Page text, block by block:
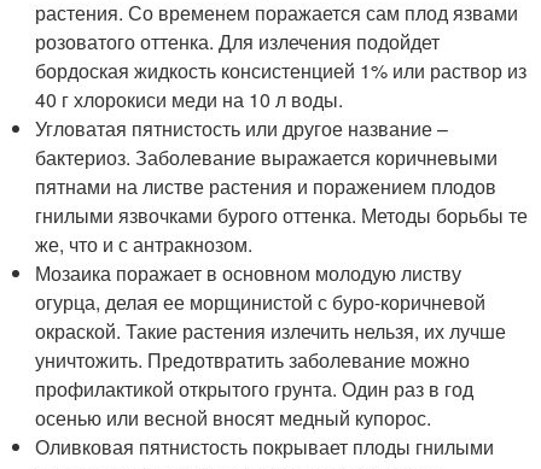
растения. Со временем поражается сам плод язвами
розоватого оттенка. Для излечения подойдет
бордоская жидкость консистенцией 1% или раствор из
40 г хлорокиси меди на 10 л воды.
Угловатая пятнистость или другое название –
бактериоз. Заболевание выражается коричневыми
пятнами на листве растения и поражением плодов
гнилыми язвочками бурого оттенка. Методы борьбы те
же, что и с антракнозом.
Мозаика поражает в основном молодую листву
огурца, делая ее морщинистой с буро-коричневой
окраской. Такие растения излечить нельзя, их лучше
уничтожить. Предотвратить заболевание можно
профилактикой открытого грунта. Один раз в год
осенью или весной вносят медный купорос.
Оливковая пятнистость покрывает плоды гнилыми